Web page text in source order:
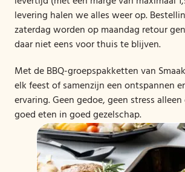
levering halen we alles weer op.
zaterdag worden op maandag retour
daar niet eens voor thuis te blijven.
Met de BBQ-groepspakketten van
elk feest of samenzijn een ontspannen
ervaring. Geen gedoe, geen stress
goed eten in goed gezelschap.